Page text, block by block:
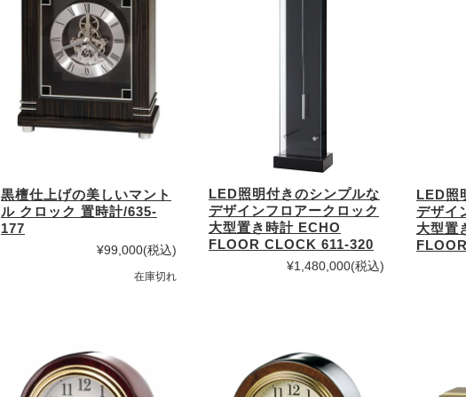
黒檀仕上げの美しいマント
ル クロック 置時計/635-
177
¥99,000(税込)
在庫切れ
LED照明付きのシンプルな
デザインフロアークロック
大型置き時計 ECHO
FLOOR CLOCK 611-320
¥1,480,000(税込)
LED照
デザイ
大型置